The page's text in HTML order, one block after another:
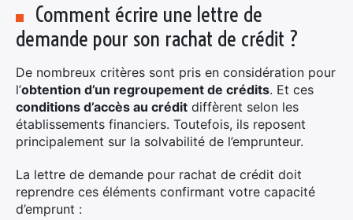
Comment écrire une lettre de
demande pour son rachat de crédit ?
De nombreux critères sont pris en considération pour
l’obtention d’un regroupement de crédits. Et ces
conditions d’accès au crédit diffèrent selon les
établissements financiers. Toutefois, ils reposent
principalement sur la solvabilité de l’emprunteur.
La lettre de demande pour rachat de crédit doit
reprendre ces éléments confirmant votre capacité
d’emprunt :